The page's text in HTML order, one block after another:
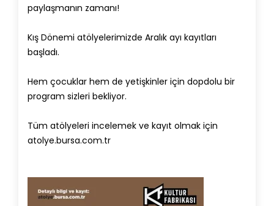
paylaşmanın zamanı!
Kış Dönemi atölyelerimizde Aralık ayı kayıtları
başladı.
Hem çocuklar hem de yetişkinler için dopdolu bir
program sizleri bekliyor.
Tüm atölyeleri incelemek ve kayıt olmak için
atolye.bursa.com.tr